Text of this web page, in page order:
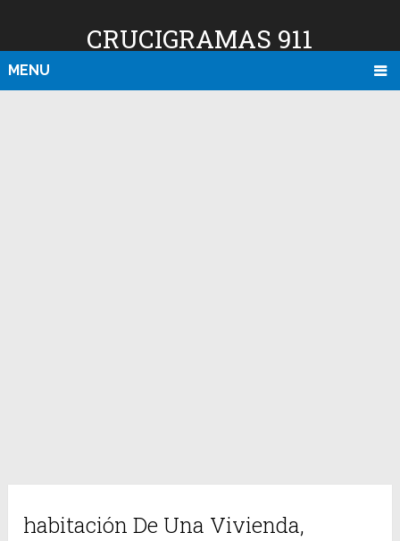
CRUCIGRAMAS 911
MENU
habitación De Una Vivienda,